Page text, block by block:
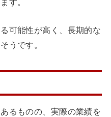
す。
可能性が高く、長期的な
うです。
るものの、実際の業績を